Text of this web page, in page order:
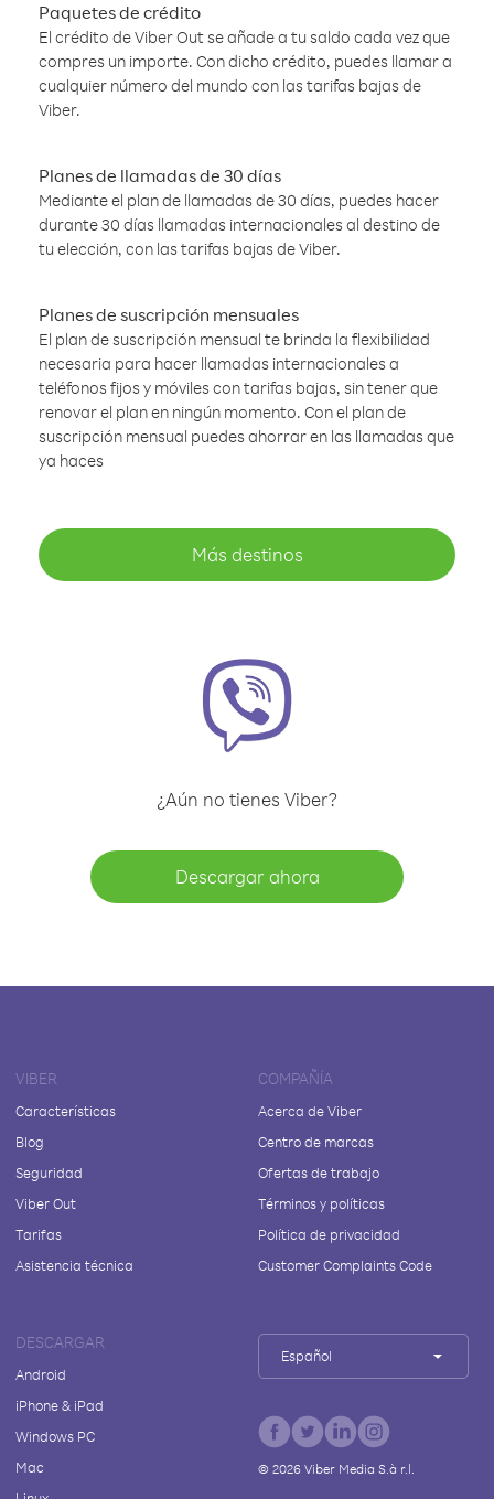
Paquetes de crédito
El crédito de Viber Out se añade a tu saldo cada vez que
compres un importe. Con dicho crédito, puedes llamar a
cualquier número del mundo con las tarifas bajas de
Viber.
Planes de llamadas de 30 días
Mediante el plan de llamadas de 30 días, puedes hacer
durante 30 días llamadas internacionales al destino de
tu elección, con las tarifas bajas de Viber.
Planes de suscripción mensuales
El plan de suscripción mensual te brinda la flexibilidad
necesaria para hacer llamadas internacionales a
teléfonos fijos y móviles con tarifas bajas, sin tener que
renovar el plan en ningún momento. Con el plan de
suscripción mensual puedes ahorrar en las llamadas que
ya haces
Más destinos
¿Aún no tienes Viber?
Descargar ahora
VIBER
Características
Blog
Seguridad
Viber Out
Tarifas
Asistencia técnica
COMPAÑÍA
Acerca de Viber
Centro de marcas
Ofertas de trabajo
Términos y políticas
Política de privacidad
Customer Complaints Code
DESCARGAR
Android
iPhone & iPad
Windows PC
Mac
Español
© 2026Viber Media S.à r.l.